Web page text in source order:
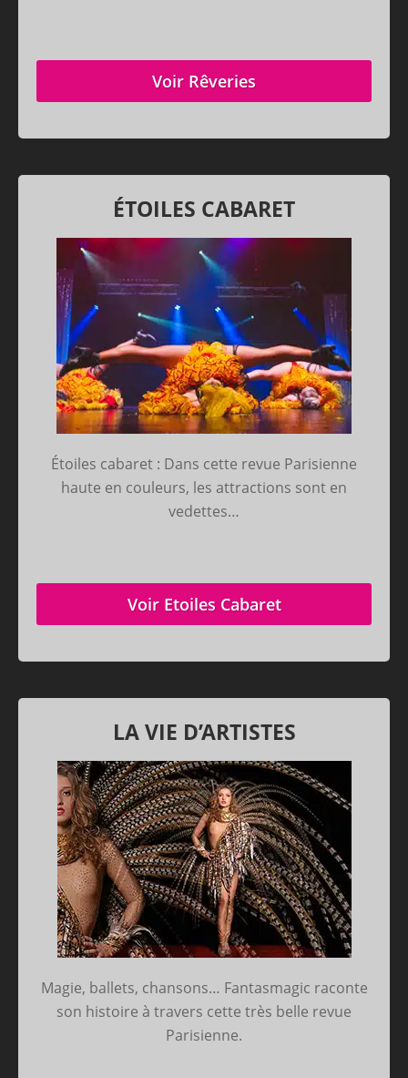
Voir Rêveries
ÉTOILES CABARET
Étoiles cabaret : Dans cette revue Parisienne
haute en couleurs, les attractions sont en
vedettes…
Voir Etoiles Cabaret
LA VIE D’ARTISTES
Magie, ballets, chansons… Fantasmagic raconte
son histoire à travers cette très belle revue
Parisienne.